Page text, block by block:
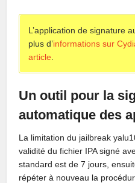
L’application de signature
plus d’informations sur
article
Un outil pour la
automatique des
La limitation du jailbreak
validité du fichier IPA signé
standard est de 7 jours,
répéter à nouveau la